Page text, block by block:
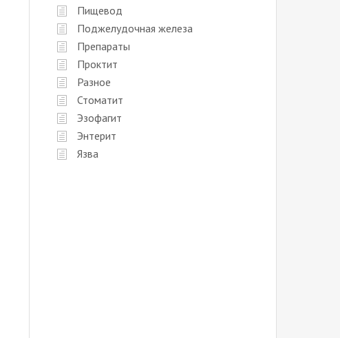
Пищевод
Поджелудочная железа
Препараты
Проктит
Разное
Стоматит
Эзофагит
Энтерит
Язва